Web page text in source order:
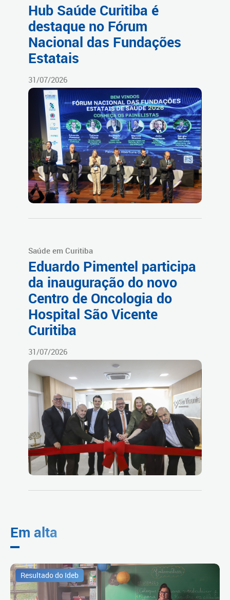
Hub Saúde Curitiba é
destaque no Fórum
Nacional das Fundações
Estatais
31/07/2026
Saúde em Curitiba
Eduardo Pimentel participa
da inauguração do novo
Centro de Oncologia do
Hospital São Vicente
Curitiba
31/07/2026
Em alta
Resultado do Ideb